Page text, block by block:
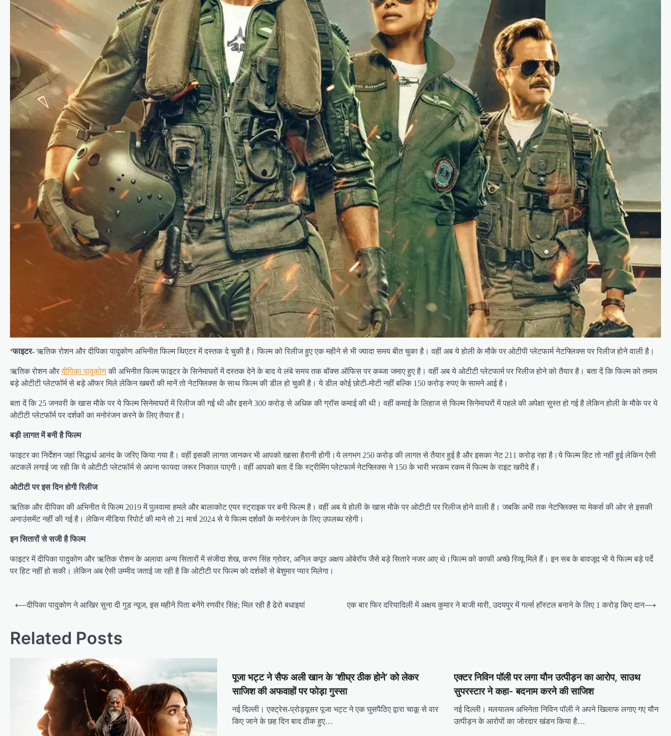
‘फाइटर-ऋतिक रोशन और दीपिका पादुकोण अभिनीत फिल्म थिएटर में दस्तक दे चुकी है। फिल्म को रिलीज हुए एक महीने से भी ज्यादा समय बीत चुका है। वहीं अब ये होली के मौके पर ओटीपी प्लेटफार्म नेटफ्लिक्स पर रिलीज होने वाली है।
ऋतिक रोशन औरदीपिका पादुकोणकी अभिनीत फिल्म फाइटर के सिनेमाघरों में दस्तक देने के बाद ये लंबे समय तक बॉक्स ऑफिस पर कब्जा जमाए हुए है। वहीं अब ये ओटीटी प्लेटफार्म पर रिलीज होने को तैयार है। बता दें कि फिल्म को तमाम
बड़े ओटीटी प्लेटफॉर्म से बड़े ऑफर मिले लेकिन खबरों की मानें तो नेटफ्लिक्स के साथ फिल्म की डील हो चुकी है। ये डील कोई छोटी-मोटी नहीं बल्कि 150 करोड़ रुपए के सामने आई है।
बता दें कि 25 जनवरी के खास मौके पर ये फिल्म सिनेमाघरों में रिलीज की गई थी और इसने 300 करोड़ से अधिक की ग्रॉस कमाई की थी। वहीं कमाई के लिहाज से फिल्म सिनेमाघरों में पहले की अपेक्षा सुस्त हो गई है लेकिन होली के मौके पर ये
ओटीटी प्लेटफॉर्म पर दर्शकों का मनोरंजन करने के लिए तैयार है।
बड़ी लागत में बनी है फिल्म
फाइटर का निर्देशन जहां सिद्धार्थ आनंद के जरिए किया गया है। वहीं इसकी लागत जानकर भी आपको खासा हैरानी होगी।ये लगभग 250 करोड़ की लागत से तैयार हुई है और इसका नेट 211 करोड़ रहा है।ये फिल्म हिट तो नहीं हुई लेकिन ऐसी
अटकलें लगाई जा रही कि ये ओटीटी प्लेटफॉर्म से अपना फायदा जरूर निकाल पाएगी। वहीं आपको बता दें कि स्ट्रीमिंग प्लेटफार्म नेटफ्लिक्स ने 150 के भारी भरकम रकम में फिल्म के राइट खरीदे हैं।
ओटीटी पर इस दिन होगी रिलीज
ऋतिक और दीपिका की अभिनीत ये फिल्म 2019 में पुलवामा हमले और बालाकोट एयर स्ट्राइक पर बनी फिल्म है। वहीं अब ये होली के खास मौके पर ओटीटी पर रिलीज होने वाली है। जबकि अभी तक नेटफ्लिक्स या मेकर्स की ओर से इसकी
अनाउंसमेंट नहीं की गई है। लेकिन मीडिया रिपोर्ट की माने तो 21 मार्च 2024 से ये फिल्म दर्शकों के मनोरंजन के लिए उपलब्ध रहेगी।
इन सितारों से सजी है फिल्म
फाइटर में दीपिका पादुकोण और ऋतिक रोशन के अलावा अन्य सितारों में संजीदा शेख, करण सिंह ग्रोवर, अनिल कपूर अक्षय ओबेरॉय जैसे बड़े सितारे नजर आए थे।फिल्म को काफी अच्छे रिव्यू मिले हैं। इन सब के बावजूद भी ये फिल्म बड़े पर्दे
पर हिट नहीं हो सकी। लेकिन अब ऐसी उम्मीद जताई जा रही है कि ओटीटी पर फिल्म को दर्शकों से बेशुमार प्यार मिलेगा।
Post
⟵दीपिका पादुकोण ने आखिर सुना दी गुड न्यूज, इस महीने पिता बनेंगे रणवीर सिंह; मिल रही है ढेरो बधाइयां एक बार फिर दरियादिली में अक्षय कुमार ने बाजी मारी, उदयपुर में गर्ल्स हॉस्टल बनाने के लिए 1 करोड़ किए दान⟶
Related Posts
पूजा भट्ट ने सैफ अली खान के ‘शीघ्र ठीक होने’ को लेकर
साजिश की अफवाहों पर फोड़ा गुस्सा
नई दिल्ली। एक्ट्रेस-प्रोड्यूसर पूजा भट्ट ने एक घुसपैठिए द्वारा चाकू से वार
किए जाने के छह दिन बाद ठीक हुए…
एक्टर निविन पॉली पर लगा यौन उत्पीड़न का आरोप, साउथ
सुपरस्टार ने कहा- बदनाम करने की साजिश
नई दिल्ली। मलयालम अभिनेता निविन पॉली ने अपने खिलाफ लगाए गए यौन
उत्पीड़न के आरोपों का जोरदार खंडन किया है…